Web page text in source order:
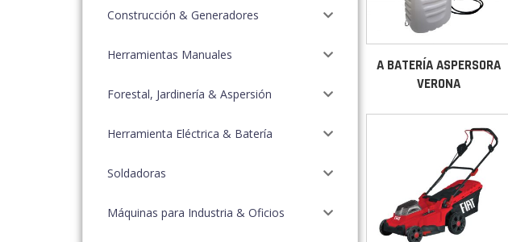
Construcción & Generadores
Herramientas Manuales
Forestal, Jardinería & Aspersión
Herramienta Eléctrica & Batería
Soldadoras
Máquinas para Industria & Oficios
A BATERÍA ASPERSORA
VERONA